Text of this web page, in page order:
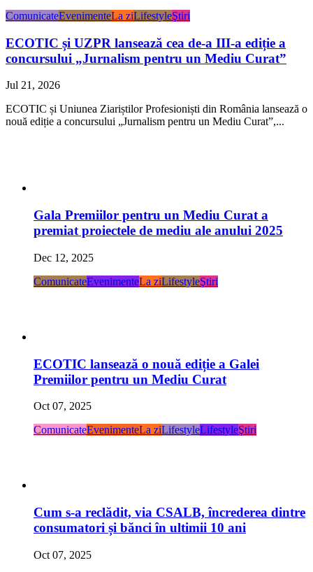
ComunicateEvenimenteLa ziLifestyleŞtiri
ECOTIC și UZPR lansează cea de-a III-a ediție a
concursului „Jurnalism pentru un Mediu Curat”
Jul 21, 2026
ECOTIC și Uniunea Ziariștilor Profesioniști din România lansează o
nouă ediție a concursului „Jurnalism pentru un Mediu Curat”,...
Gala Premiilor pentru un Mediu Curat a
premiat proiectele de mediu ale anului 2025
Dec 12, 2025
ComunicateEvenimenteLa ziLifestyleŞtiri
ECOTIC lansează o nouă ediție a Galei
Premiilor pentru un Mediu Curat
Oct 07, 2025
ComunicateEvenimenteLa ziLifestyleLifestyleŞtiri
Cum s-a reclădit, via CSALB, încrederea dintre
consumatori și bănci în ultimii 10 ani
Oct 07, 2025